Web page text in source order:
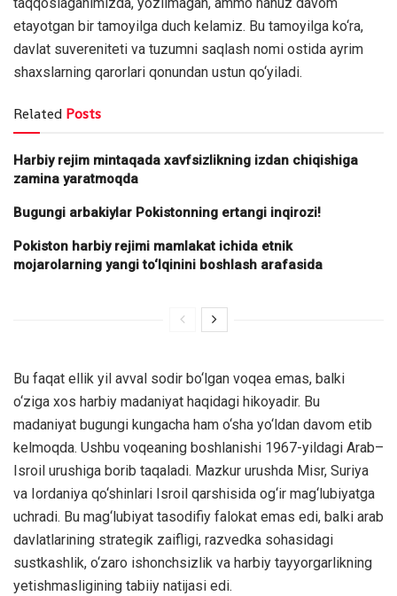
etayotgan bir tamoyilga duch kelamiz. Bu tamoyilga ko‘ra,
davlat suvereniteti va tuzumni saqlash nomi ostida ayrim
shaxslarning qarorlari qonundan ustun qo‘yiladi.
Related Posts
Harbiy rejim mintaqada xavfsizlikning izdan chiqishiga
zamina yaratmoqda
Bugungi arbakiylar Pokistonning ertangi inqirozi!
Pokiston harbiy rejimi mamlakat ichida etnik
mojarolarning yangi to‘lqinini boshlash arafasida
Bu faqat ellik yil avval sodir bo‘lgan voqea emas, balki
o‘ziga xos harbiy madaniyat haqidagi hikoyadir. Bu
madaniyat bugungi kungacha ham o‘sha yo‘ldan davom etib
kelmoqda. Ushbu voqeaning boshlanishi 1967-yildagi Arab–
Isroil urushiga borib taqaladi. Mazkur urushda Misr, Suriya
va Iordaniya qo‘shinlari Isroil qarshisida og‘ir mag‘lubiyatga
uchradi. Bu mag‘lubiyat tasodifiy falokat emas edi, balki arab
davlatlarining strategik zaifligi, razvedka sohasidagi
sustkashlik, o‘zaro ishonchsizlik va harbiy tayyorgarlikning
yetishmasligining tabiiy natijasi edi.